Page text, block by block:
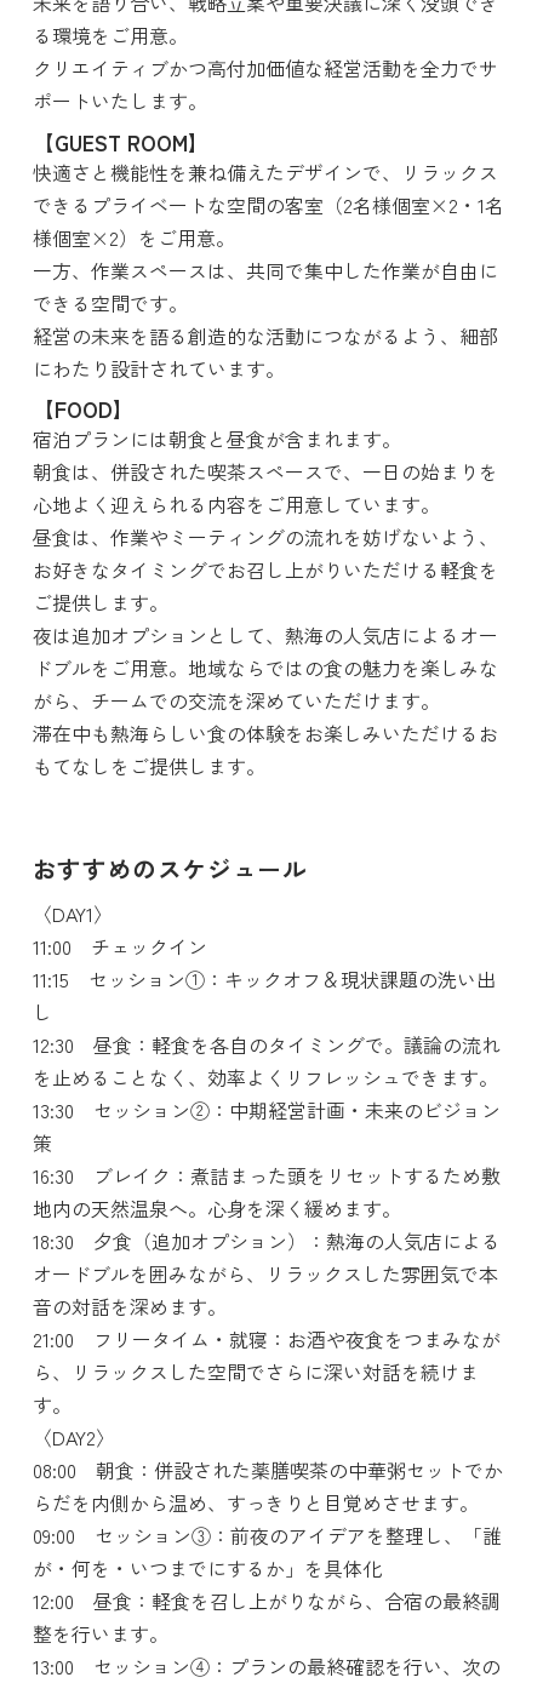
る環境をご用意。
クリエイティブかつ高付加価値な経営活動を全力でサ
ポートいたします。
【GUEST ROOM】
快適さと機能性を兼ね備えたデザインで、リラックス
できるプライベートな空間の客室（2名様個室×2・1名
様個室×2）をご用意。
一方、作業スペースは、共同で集中した作業が自由に
できる空間です。
経営の未来を語る創造的な活動につながるよう、細部
にわたり設計されています。
【FOOD】
宿泊プランには朝食と昼食が含まれます。
朝食は、併設された喫茶スペースで、一日の始まりを
心地よく迎えられる内容をご用意しています。
昼食は、作業やミーティングの流れを妨げないよう、
お好きなタイミングでお召し上がりいただける軽食を
ご提供します。
夜は追加オプションとして、熱海の人気店によるオー
ドブルをご用意。地域ならではの食の魅力を楽しみな
がら、チームでの交流を深めていただけます。
滞在中も熱海らしい食の体験をお楽しみいただけるお
もてなしをご提供します。
おすすめのスケジュール
〈DAY1〉
11:00 チェックイン
11:15 セッション①：キックオフ＆現状課題の洗い出
し
12:30 昼食：軽食を各自のタイミングで。議論の流れ
を止めることなく、効率よくリフレッシュできます。
13:30 セッション②：中期経営計画・未来のビジョン
策
16:30 ブレイク：煮詰まった頭をリセットするため敷
地内の天然温泉へ。心身を深く緩めます。
18:30 夕食（追加オプション）：熱海の人気店による
オードブルを囲みながら、リラックスした雰囲気で本
音の対話を深めます。
21:00 フリータイム・就寝：お酒や夜食をつまみなが
ら、リラックスした空間でさらに深い対話を続けま
す。
〈DAY2〉
08:00 朝食：併設された薬膳喫茶の中華粥セットでか
らだを内側から温め、すっきりと目覚めさせます。
09:00 セッション③：前夜のアイデアを整理し、「誰
が・何を・いつまでにするか」を具体化
12:00 昼食：軽食を召し上がりながら、合宿の最終調
整を行います。
13:00 セッション④：プランの最終確認を行い、次の